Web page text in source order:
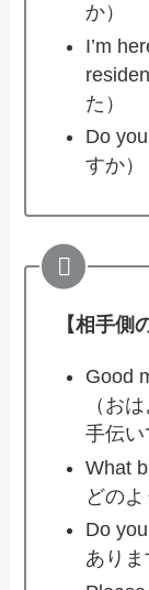
か）
I’m
た）
Do
すか）
【相手側
Good
（お
手伝い
What
どの
Do
ありま